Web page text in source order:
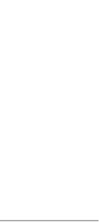
Vielleicht wollen
hier mit 450 Partien
sich einige